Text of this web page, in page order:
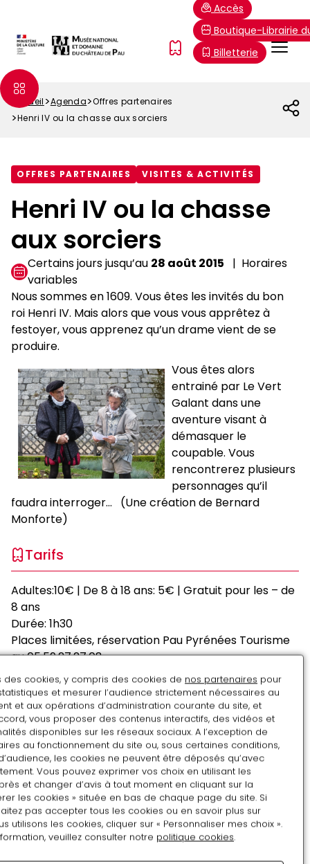
contenu
principal
Menu
FR
Accès
Boutique-Librairie
Billetterie
Fil
Accueil Agenda
Offres partenaires
Henri IV ou la chasse aux sorciers
OFFRES PARTENAIRES VISITES & ACTIVITÉS
Henri IV ou la chasse
aux sorciers
Certains jours jusqu’au 28 août 2015
Horaires
variables
Nous sommes en 1609. Vous êtes les invités du bon
roi Henri IV. Mais alors que vous vous apprêtez à
festoyer, vous apprenez qu’un drame vient de se
produire.
Vous êtes alors
entrainé par Le Vert
Galant dans une
aventure visant à
démasquer le
coupable. Vous
rencontrerez plusieurs
personnages qu’il
faudra interroger... (Une création de Bernard
Monforte)
Tarifs
Adultes:10€ | De 8 à 18 ans: 5€ | Gratuit pour les – de
8 ans
Durée: 1h30
Places limitées, réservation Pau Pyrénées Tourisme
au 05.59.27.27.08
www.tourismepau.fr
Août
LU MA ME JE VE SA DI
27 28 29 30 31 1 2
3 4 5 6 7 8 9
10 11 12 13 14 15 16
17 18 19 20 21 22 23
des cookies, y compris des cookies de nos partenaires pour
et mesurer l’audience strictement nécessaires au
et aux opérations d’administration courante du site, et
vous proposer des contenus interactifs, des vidéos et
disponibles sur les réseaux sociaux. A l’exception de
au fonctionnement du site ou, sous certaines conditions,
les cookies ne peuvent être déposés qu’avec
Vous pouvez exprimer vos choix en utilisant les
et changer d’avis à tout moment en cliquant sur la
les cookies » située en bas de chaque page du site. Si
pas accepter tous les cookies ou en savoir plus sur
utilisons les cookies, cliquer sur « Personnaliser mes choix ».
veuillez consulter notre politique cookies.